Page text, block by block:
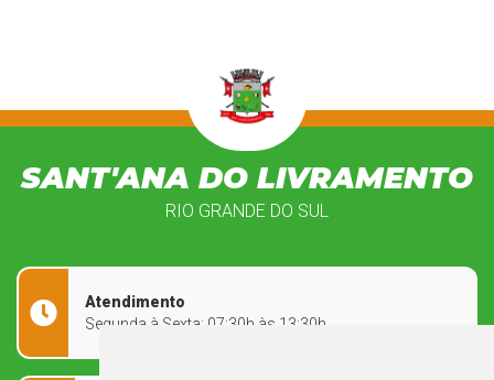
SANT'ANA DO LIVRAMENTO
RIO GRANDE DO SUL
Atendimento
Segunda à Sexta: 07:30h às 13:30h